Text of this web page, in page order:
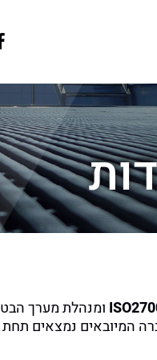
ומנהלת מערך
המיובאים נמצאים תחת